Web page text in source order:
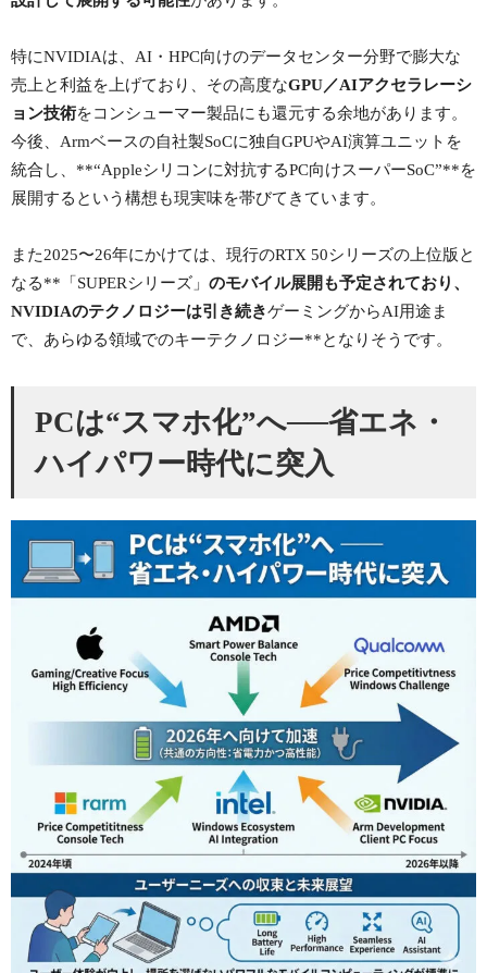
特にNVIDIAは、AI・HPC向けのデータセンター分野で膨大な
売上と利益を上げており、その高度なGPU／AIアクセラレーシ
ョン技術をコンシューマー製品にも還元する余地があります。
今後、Armベースの自社製SoCに独自GPUやAI演算ユニットを
統合し、**“Appleシリコンに対抗するPC向けスーパーSoC”**を
展開するという構想も現実味を帯びてきています。
また2025〜26年にかけては、現行のRTX 50シリーズの上位版と
なる**「SUPERシリーズ」 のモバイル展開も予定されており、
NVIDIAのテクノロジーは引き続きゲーミングからAI用途ま
で、あらゆる領域でのキーテクノロジー**となりそうです。
PCは“スマホ化”へ──省エネ・
ハイパワー時代に突入